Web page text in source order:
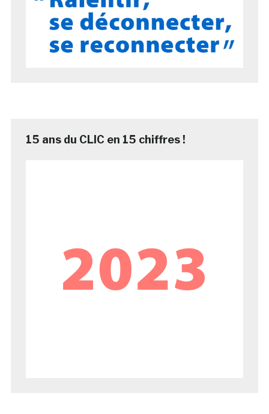
15 ans du CLIC en 15 chiffres !